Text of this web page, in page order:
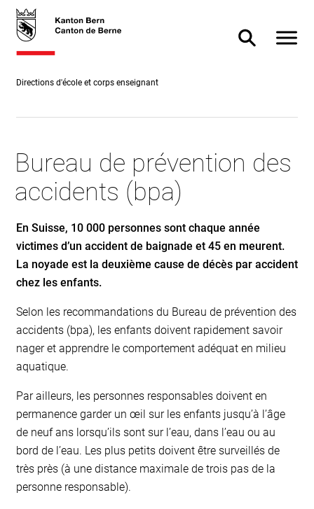
Accès
direct
skiplink.toNavigation
skiplink.toStartPage
Accès
direct à
Directions d'école et corps enseignant
Afficher/
Bureau de prévention des
accidents (bpa)
En Suisse, 10 000 personnes sont chaque année
victimes d’un accident de baignade et 45 en meurent.
La noyade est la deuxième cause de décès par accident
chez les enfants.
Selon les recommandations du Bureau de prévention des
accidents (bpa), les enfants doivent rapidement savoir
nager et apprendre le comportement adéquat en milieu
aquatique.
Par ailleurs, les personnes responsables doivent en
permanence garder un œil sur les enfants jusqu’à l’âge
de neuf ans lorsqu’ils sont sur l’eau, dans l’eau ou au
bord de l’eau. Les plus petits doivent être surveillés de
très près (à une distance maximale de trois pas de la
personne responsable).